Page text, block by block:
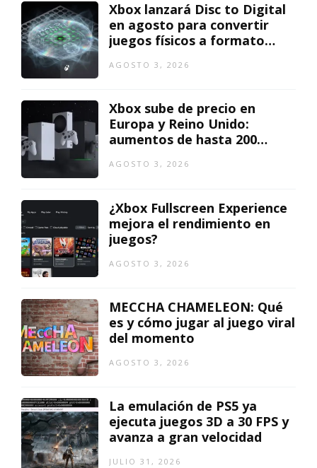
Xbox lanzará Disc to Digital
en agosto para convertir
juegos físicos a formato
AGOSTO 3, 2026
Xbox sube de precio en
Europa y Reino Unido:
aumentos de hasta 200
AGOSTO 3, 2026
¿Xbox Fullscreen Experience
mejora el rendimiento en
juegos?
AGOSTO 3, 2026
MECCHA CHAMELEON: Qué
es y cómo jugar al juego viral
del momento
AGOSTO 3, 2026
La emulación de PS5 ya
ejecuta juegos 3D a 30 FPS y
avanza a gran velocidad
JULIO 31, 2026